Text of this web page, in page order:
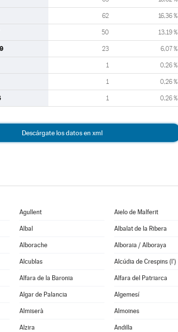
62 16,36 %
50 13,19 %
23 6,07 %
1 0,26 %
1 0,26 %
1 0,26 %
Descárgate los datos en xml
Agullent Aielo de Malferit
Albal Albalat de la Ribera
Alborache Alboraia / Alboraya
Alcublas Alcúdia de Crespins (l')
Alfara de la Baronia Alfara del Patriarca
Algar de Palancia Algemesí
Almiserà Almoines
Alzira Andilla